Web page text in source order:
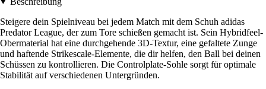
Steigere dein Spielniveau bei jedem Match mit dem Schuh adidas
Predator League, der zum Tore schießen gemacht ist. Sein Hybridfeel-
Obermaterial hat eine durchgehende 3D-Textur, eine gefaltete Zunge
und haftende Strikescale-Elemente, die dir helfen, den Ball bei deinen
Schüssen zu kontrollieren. Die Controlplate-Sohle sorgt für optimale
Stabilität auf verschiedenen Untergründen.